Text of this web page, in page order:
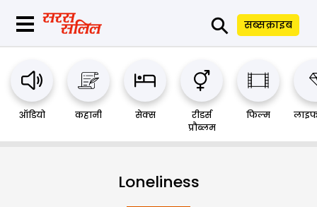
⚲ सब्सक्राइब
ऑडियो कहानी सेक्स
रीडर्स
प्रौब्लम
फिल्म
Loneliness